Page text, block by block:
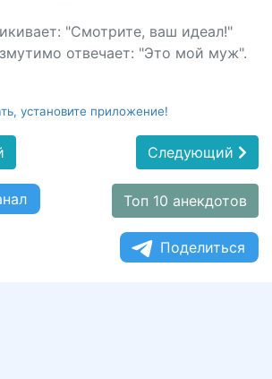
"Смотрите, ваш идеал!"
отвечает: "Это мой муж".
установите приложение!
Следующий
Топ 10 анекдотов
Поделиться